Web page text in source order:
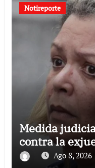
Notireporte
Medida
contra la
Ago 8, 2026